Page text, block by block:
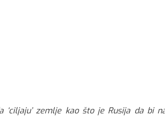
‘ciljaju’ zemlje kao što je Rusija da bi